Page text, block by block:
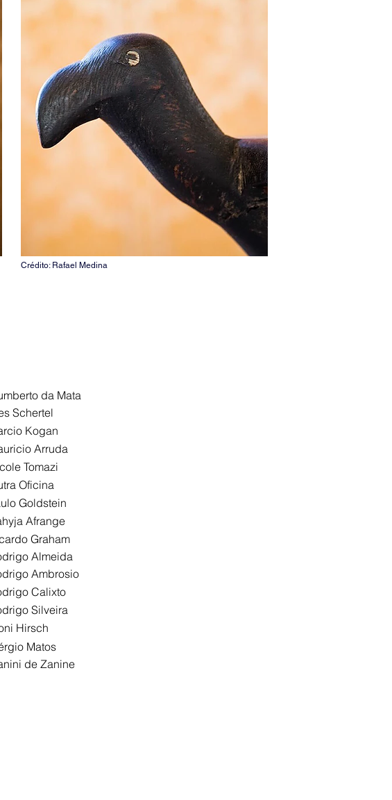
Crédito: Rafael Medina
Oficina
da Mata
Schertel
Kogan
Arruda
Tomazi
Goldstein
Afrange
Graham
Almeida
Ambrosio
Calixto
Silveira
Hirsch
Matos
de Zanine